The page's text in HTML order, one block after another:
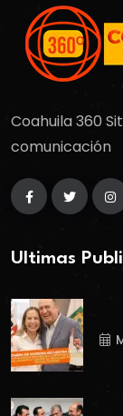
Coahuila 360
comunicación
Ultimas